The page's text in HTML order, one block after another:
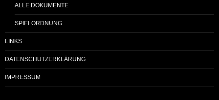
ALLE DOKUMENTE
SPIELORDNUNG
LINKS
DATENSCHUTZERKLÄRUNG
IMPRESSUM